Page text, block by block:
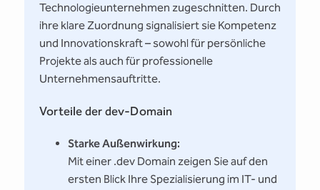
Technologieunternehmen zugeschnitten. Durch
ihre klare Zuordnung signalisiert sie Kompetenz
und Innovationskraft – sowohl für persönliche
Projekte als auch für professionelle
Unternehmensauftritte.
Vorteile der dev-Domain
Starke Außenwirkung:
Mit einer .dev Domain zeigen Sie auf den
ersten Blick Ihre Spezialisierung im IT- und